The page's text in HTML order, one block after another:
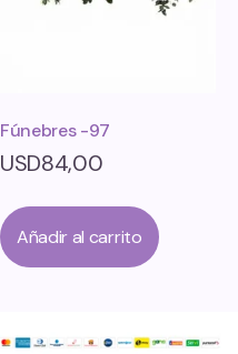
Fúnebres -97
USD84,00
Añadir al carrito